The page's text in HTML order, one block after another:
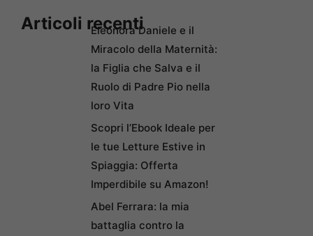
Articoli recentiEleonora Daniele e il
Miracolo della Maternità:
la Figlia che Salva e il
Ruolo di Padre Pio nella
loro Vita
Scopri l’Ebook Ideale per
le tue Letture Estive in
Spiaggia: Offerta
Imperdibile su Amazon!
Abel Ferrara: la mia
battaglia contro la